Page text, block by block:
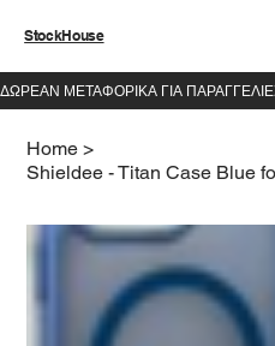
StockHouse
Home >